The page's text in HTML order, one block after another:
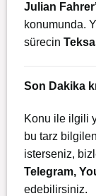
Julian Fahrer
konumunda.
sürecin
Son Dakika
Konu ile ilgili
bu tarz
isterseniz,
Telegram,
edebilirsiniz.